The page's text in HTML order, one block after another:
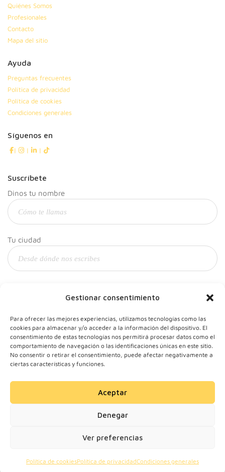
Gestionar consentimiento
Para ofrecer las mejores experiencias, utilizamos tecnologías como las
cookies para almacenar y/o acceder a la información del dispositivo. El
consentimiento de estas tecnologías nos permitirá procesar datos como el
comportamiento de navegación o las identificaciones únicas en este sitio.
No consentir o retirar el consentimiento, puede afectar negativamente a
ciertas características y funciones.
Aceptar
Denegar
Ver preferencias
Política de cookiesPolítica de privacidadCondiciones generales
Quiénes Somos
Profesionales
Contacto
Mapa del sitio
Ayuda
Preguntas frecuentes
Política de privacidad
Política de cookies
Condiciones generales
Síguenos en
| | |
Suscríbete
Dinos tu nombre
Tu ciudad
© 2024 Motherick S.L.